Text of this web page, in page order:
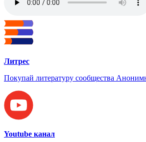
Литрес
Покупай литературу сообщества
Youtube канал